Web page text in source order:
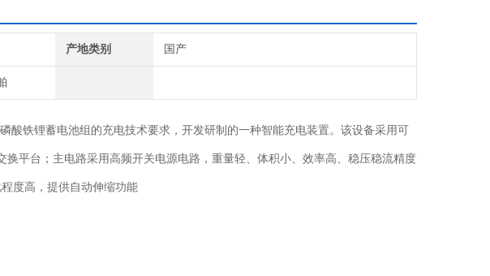
产地类别 国产
酸铁锂蓄电池组的充电技术要求，开发研制的一种智能充电装置。该设备采用可
平台；主电路采用高频开关电源电路，重量轻、体积小、效率高、稳压稳流精度
度高，提供自动伸缩功能